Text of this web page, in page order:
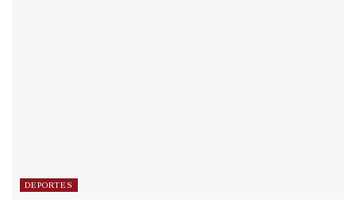
DEPORTES